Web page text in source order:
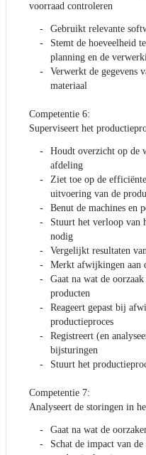
voorraad controleren
Gebruikt relevante
Stemt de hoeveelheid
planning en de
Verwerkt de gegevens
materiaal
Competentie 6:
Superviseert het
Houdt overzicht op de
afdeling
Ziet toe op de
uitvoering van de
Benut de machines en
Stuurt het verloop van
nodig
Vergelijkt resultaten
Merkt afwijkingen aan
Gaat na wat de
producten
Reageert gepast bij
productieproces
Registreert (en
bijsturingen
Stuurt het
Competentie 7:
Analyseert de storingen in
Gaat na wat de
Schat de impact van